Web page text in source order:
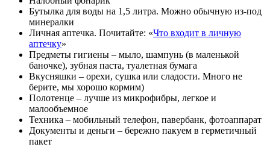
Бутылка для воды на 1,5 литра. Можно обычную из-под
минералки
Личная аптечка. Почитайте: «Что входит в личную
аптечку»
Предметы гигиены – мыло, шампунь (в маленькой
баночке), зубная паста, туалетная бумага
Вкусняшки – орехи, сушка или сладости. Много не
берите, мы хорошо кормим)
Полотенце – лучше из микрофибры, легкое и
малообъемное
Техника – мобильный телефон, павербанк, фотоаппарат
Документы и деньги – бережно пакуем в герметичный
пакет